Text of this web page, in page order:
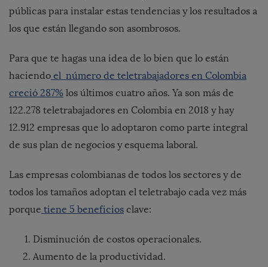
públicas para instalar estas tendencias y los resultados a
los que están llegando son asombrosos.
Para que te hagas una idea de lo bien que lo están
haciendo el número de teletrabajadores en Colombia
creció 287% los últimos cuatro años. Ya son más de
122.278 teletrabajadores en Colombia en 2018 y hay
12.912 empresas que lo adoptaron como parte integral
de sus plan de negocios y esquema laboral.
Las empresas colombianas de todos los sectores y de
todos los tamaños adoptan el teletrabajo cada vez más
porque tiene 5 beneficios clave:
Disminución de costos operacionales.
Aumento de la productividad.